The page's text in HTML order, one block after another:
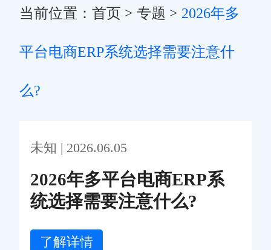
当前位置： 首页 > 专题 > 2026年多
平台电商ERP系统选择需要注意什
么?
未知 | 2026.06.05
2026年多平台电商ERP系
统选择需要注意什么?
了解详情